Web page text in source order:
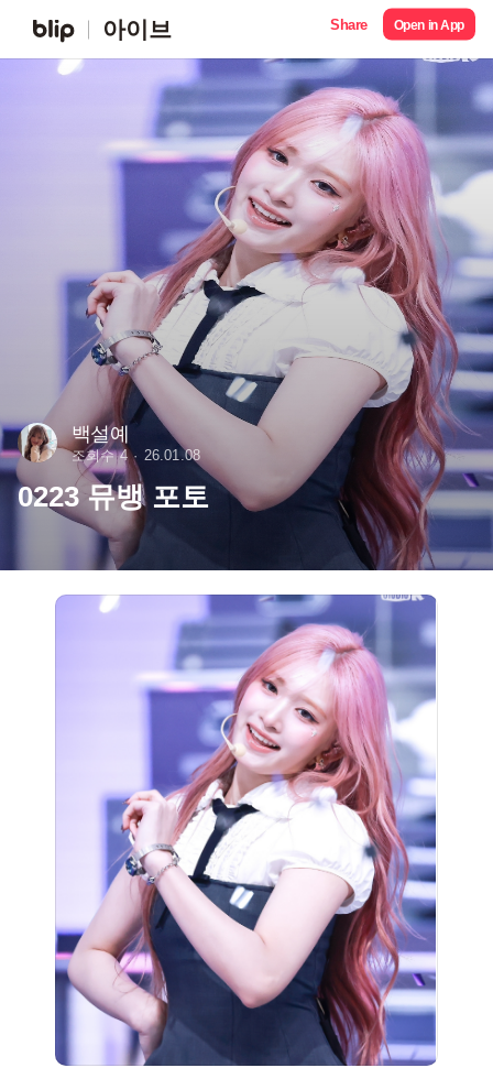
아이브 Share Open in App
백설예
조회수 4 26.01.08
0223 뮤뱅 포토